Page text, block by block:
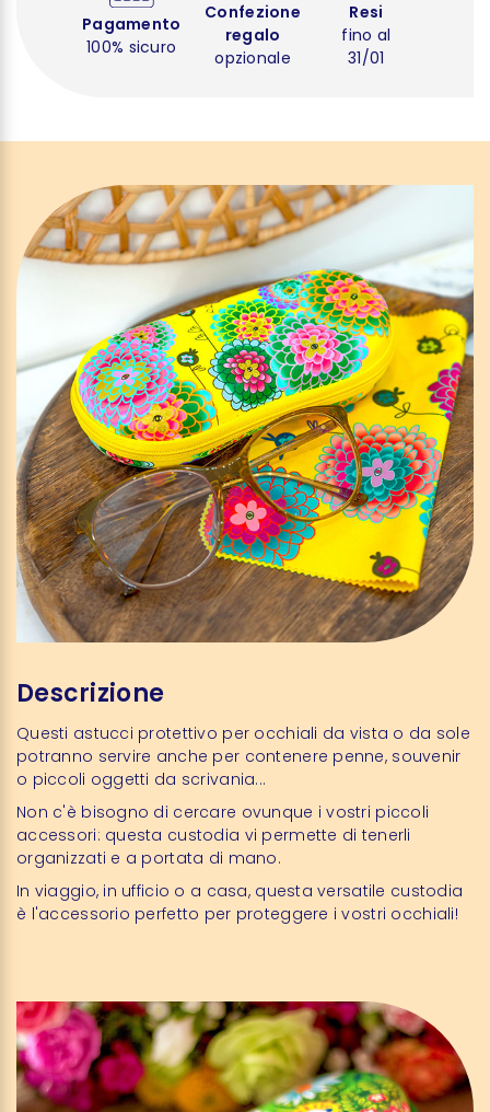
Pagamento
100% sicuro
Confezione
regalo
opzionale
Resi
fino al
31/01
Descrizione
Questi astucci protettivo per occhiali da vista o da sole
potranno servire anche per contenere penne, souvenir
o piccoli oggetti da scrivania...
Non c'è bisogno di cercare ovunque i vostri piccoli
accessori: questa custodia vi permette di tenerli
organizzati e a portata di mano.
In viaggio, in ufficio o a casa, questa versatile custodia
è l'accessorio perfetto per proteggere i vostri occhiali!